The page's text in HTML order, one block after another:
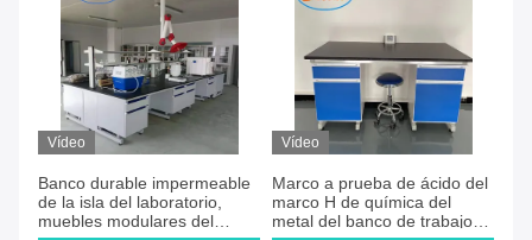
Vídeo
Banco durable impermeable
de la isla del laboratorio,
muebles modulares del
Vídeo
Marco a prueba de ácido del
marco H de química del
metal del banco de trabajo